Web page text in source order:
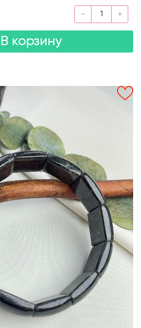
В корзину